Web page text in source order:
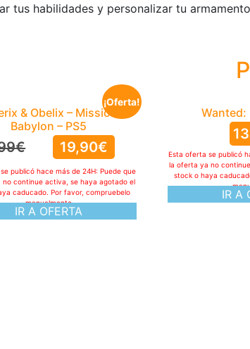
tus habilidades y personalizar tu
¡Oferta!
& Obelix – Mission
Babylon – PS5
€ 19,90€
IR A OFERTA
publicó hace más de 24H: Puede que
no continue activa, se haya agotado el
caducado. Por favor, compruebelo
manualmente
Wanted:
IR A
Esta oferta se publicó
la oferta ya no
stock o haya